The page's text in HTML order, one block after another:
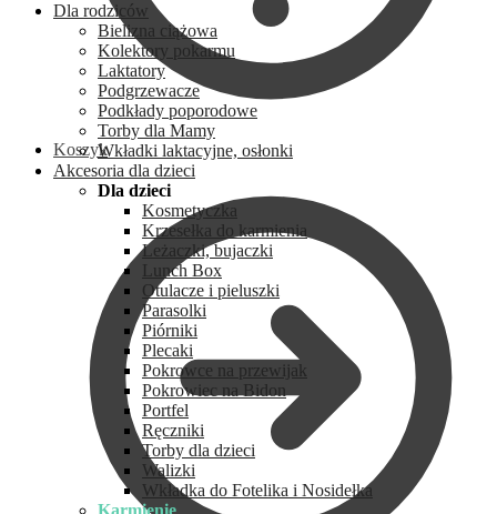
Koszyk
Dla rodziców
Bielizna ciążowa
Kolektory pokarmu
Laktatory
Podgrzewacze
Podkłady poporodowe
Torby dla Mamy
Wkładki laktacyjne, osłonki
Akcesoria dla dzieci
Dla dzieci
Kosmetyczka
Krzesełka do karmienia
Leżaczki, bujaczki
Lunch Box
Otulacze i pieluszki
Parasolki
Piórniki
Plecaki
Pokrowce na przewijak
Pokrowiec na Bidon
Portfel
Ręczniki
Torby dla dzieci
Walizki
Wkładka do Fotelika i Nosidełka
Karmienie